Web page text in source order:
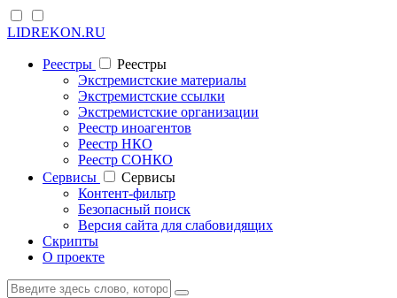
LIDREKON.RU
Реестры
Реестры
Экстремистские материалы
Экстремистские ссылки
Экстремистские организации
Реестр иноагентов
Реестр НКО
Реестр СОНКО
Cервисы
Cервисы
Контент-фильтр
Безопасный поиск
Версия сайта для слабовидящих
Скрипты
О проекте